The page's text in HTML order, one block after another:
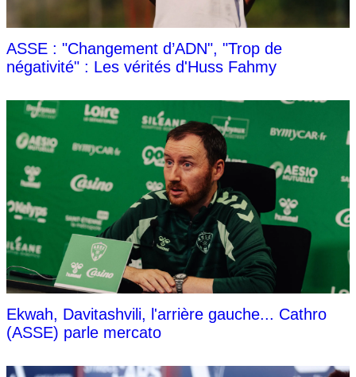
ASSE : "Changement d’ADN", "Trop de
négativité" : Les vérités d'Huss Fahmy
Ekwah, Davitashvili, l'arrière gauche... Cathro
(ASSE) parle mercato